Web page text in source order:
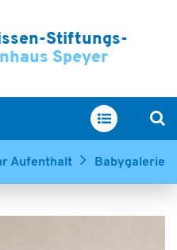
Stiftungs-
Speyer
Aufenthalt Babygalerie